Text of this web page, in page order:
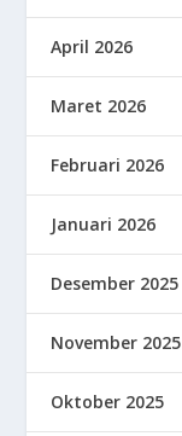
April 2026
Maret 2026
Februari 2026
Januari 2026
Desember 2025
November 2025
Oktober 2025